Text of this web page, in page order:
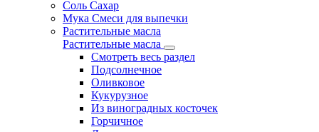
Соль Сахар
Мука Смеси для выпечки
Растительные масла
Растительные масла
Смотреть весь раздел
Подсолнечное
Оливковое
Кукурузное
Из виноградных косточек
Горчичное